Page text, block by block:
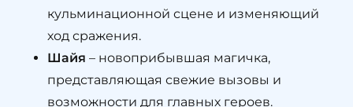
кульминационной сцене и изменяющий
ход сражения.
Шайя – новоприбывшая магичка,
представляющая свежие вызовы и
возможности для главных героев.